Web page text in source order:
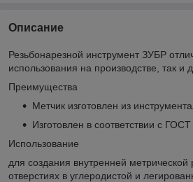
Описание
Резьбонарезной инструмент ЗУБР
использования на производстве, так
Преимущества
Метчик изготовлен из
Изготовлен в соответствии с
Использование
для создания внутренней метрической
отверстиях в углеродистой и